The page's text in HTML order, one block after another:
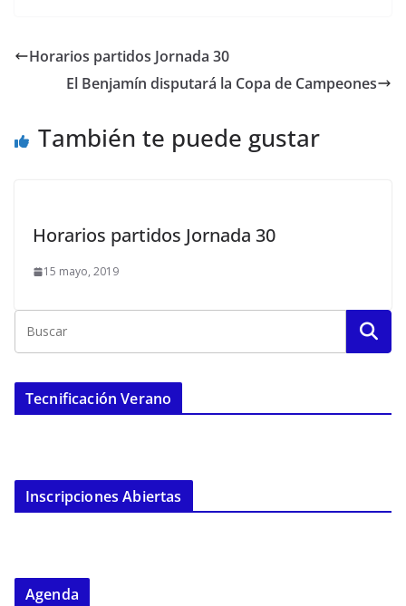
Horarios partidos Jornada 30
El Benjamín disputará la Copa de Campeones
También te puede gustar
Horarios partidos Jornada 30
15 mayo, 2019
Tecnificación Verano
Inscripciones Abiertas
Agenda